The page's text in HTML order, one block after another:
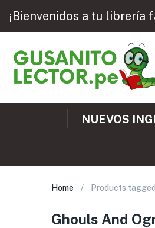
¡Bienvenidos a tu librería
NUEVOS
Home Products
Ghouls And